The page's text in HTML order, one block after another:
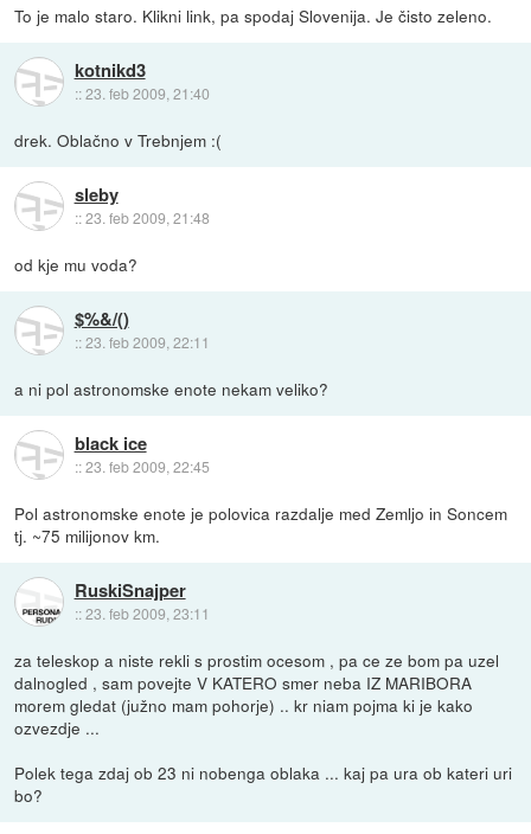
To je malo staro. Klikni link, pa spodaj Slovenija. Je čisto zeleno.
kotnikd3
::23. feb 2009, 21:40
drek. Oblačno v Trebnjem :(
sleby
::23. feb 2009, 21:48
od kje mu voda?
$%&/()
::23. feb 2009, 22:11
a ni pol astronomske enote nekam veliko?
black ice
::23. feb 2009, 22:45
Pol astronomske enote je polovica razdalje med Zemljo in Soncem
tj. ~75 milijonov km.
RuskiSnajper
::23. feb 2009, 23:11
za teleskop a niste rekli s prostim ocesom , pa ce ze bom pa uzel
dalnogled , sam povejte V KATERO smer neba IZ MARIBORA
morem gledat (južno mam pohorje) .. kr niam pojma ki je kako
ozvezdje ...
Polek tega zdaj ob 23 ni nobenga oblaka ... kaj pa ura ob kateri uri
bo?